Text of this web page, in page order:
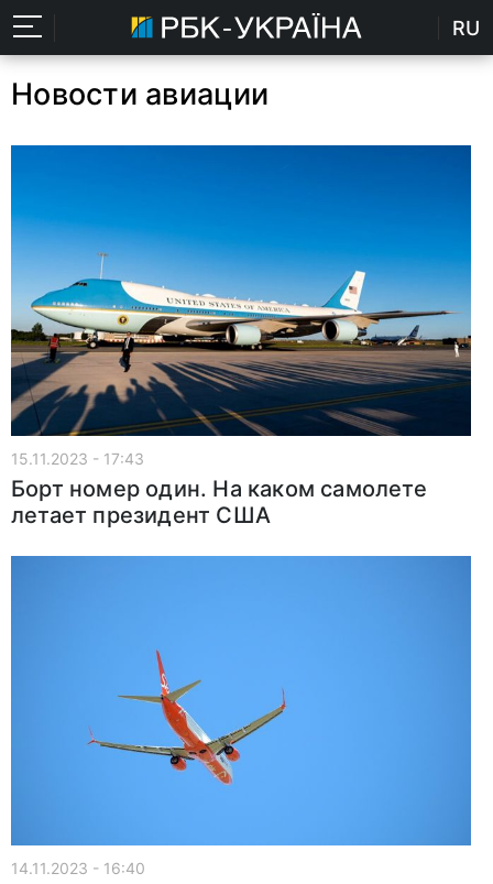
RU
Новости авиации
15.11.2023 - 17:43
Борт номер один. На каком самолете
летает президент США
14.11.2023 - 16:40